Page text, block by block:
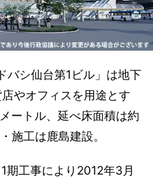
バシ仙台第1ビル」は地下
やオフィスを用途とす
ートル、延べ床面積は約
施工は鹿島建設。
期工事により2012年3月